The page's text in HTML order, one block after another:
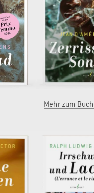
Mehr zum Buch